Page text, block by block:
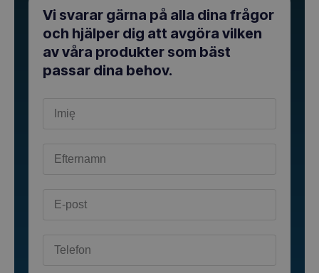
Vi svarar gärna på alla dina frågor
och hjälper dig att avgöra vilken
av våra produkter som bäst
passar dina behov.